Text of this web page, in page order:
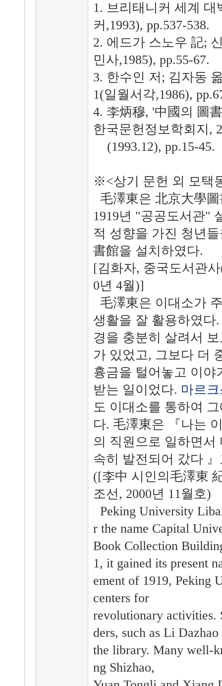
1. 브리태니커 세계
커,1993), pp.537-538.
2. 에드가 스노우 記;
민사,1985), pp.55-67.
3. 한수인 저; 김자동
1(일월서각,1986),
4. 李炳穆, '中國의 圖
한국문헌정보학회지,
(1993.12), pp.15-45.
※<상기 문헌 외 모택
毛澤東은 北京大學
1919년 "공공도서관"
적 성향을 가진 청년
書館을 설치하였다.
[김화자, 중국도서관
0년 4월)]
毛澤東은 이대소가
생활을 잘 활용하였다
경을 충분히 살려서
가 있었고, 그보다 더
흉금을 털어놓고 이야
받는 일이었다. 마르
도 이대소를 통하여
다. 毛澤東은 『나는
의 직원으로 일하면서
속히 발전되어 갔다
([李中 시인의毛澤東
조선, 2000년 11월호)
Peking University
r the name Capital
Book Collection
1, it gained its present
ement of 1919, Peking
centers for
revolutionary activities.
ders, such as Li
the library. Many well-
ng Shizhao,